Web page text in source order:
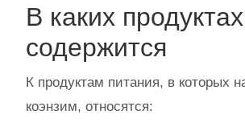
В каких продуктах
содержится
К продуктам питания, в которых
коэнзим, относятся: